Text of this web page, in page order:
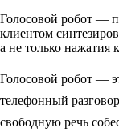
Голосовой робот —
клиентом
а не только нажатия
Голосовой робот —
телефонный
свободную речь